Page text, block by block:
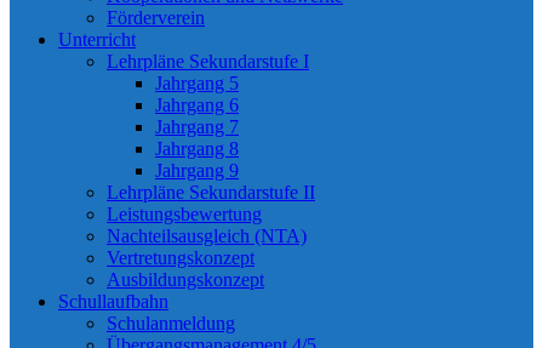
Förderverein
Unterricht
Lehrpläne Sekundarstufe I
Jahrgang 5
Jahrgang 6
Jahrgang 7
Jahrgang 8
Jahrgang 9
Lehrpläne Sekundarstufe II
Leistungsbewertung
Nachteilsausgleich (NTA)
Vertretungskonzept
Ausbildungskonzept
Schullaufbahn
Schulanmeldung